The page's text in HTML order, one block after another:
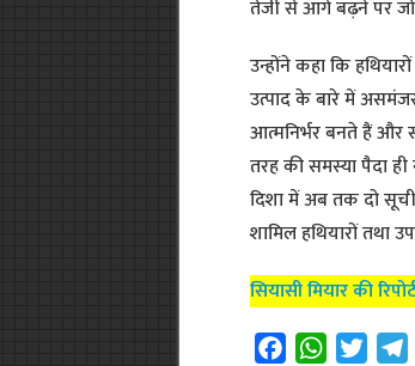
तेजी से आगे बढ़ने पर
उन्होंने कहा कि
उत्पाद के बारे में असमंजस
आत्मनिर्भर बनते हैं और
तरह की समस्या पैदा
दिशा में अब तक दो
शामिल हथियारों तथा
सियासी मियार की
W